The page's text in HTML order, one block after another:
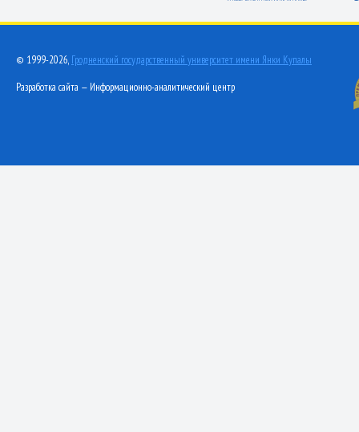
© 1999-2026, Гродненский государственный университет имени Янки Купалы
Разработка сайта — Информационно-аналитический центр